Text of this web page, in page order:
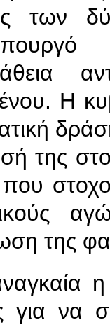
των
Η
της
που
της
για να